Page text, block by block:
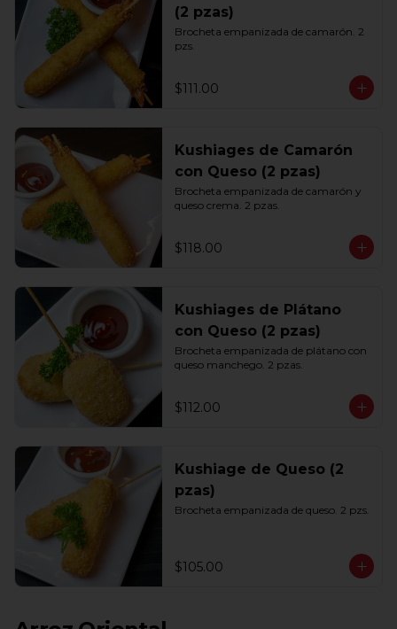
(2 pzas)
Brocheta empanizada de camarón. 2
pzs.
$111.00
Kushiages de Camarón
con Queso (2 pzas)
Brocheta empanizada de camarón y
queso crema. 2 pzas.
$118.00
Kushiages de Plátano
con Queso (2 pzas)
Brocheta empanizada de plátano con
queso manchego. 2 pzas.
$112.00
Kushiage de Queso (2
pzas)
Brocheta empanizada de queso. 2 pzs.
$105.00